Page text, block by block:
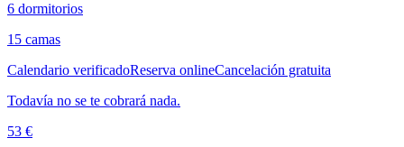
6 dormitorios
15 camas
Calendario verificadoReserva onlineCancelación gratuita
Todavía no se te cobrará nada.
53 €